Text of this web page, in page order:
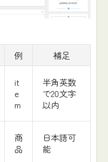
例
補足
it
e
m
半角英数
で20文字
以内
商
品
日本語可
能